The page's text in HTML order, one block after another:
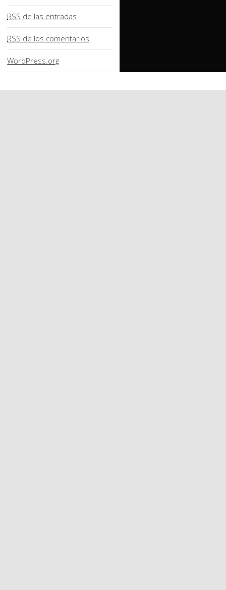
RSS de las entradas
RSS de los comentarios
WordPress.org